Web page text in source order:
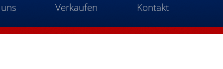
Verkaufen Kontakt